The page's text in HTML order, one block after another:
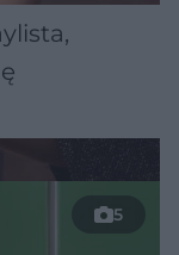
5